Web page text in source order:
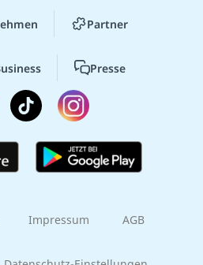
Partner
Presse
Impressum AGB